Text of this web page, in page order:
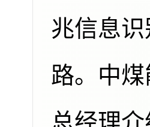
兆信息
路。中
总经理